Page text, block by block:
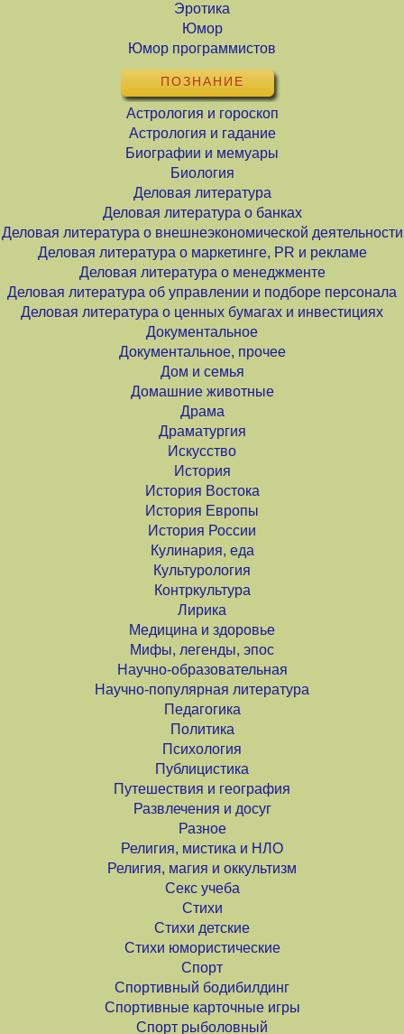
Эротика
Юмор
Юмор программистов
ПОЗНАНИЕ
Астрология и гороскоп
Астрология и гадание
Биографии и мемуары
Биология
Деловая литература
Деловая литература о банках
Деловая литература о внешнеэкономической деятельности
Деловая литература о маркетинге, PR и рекламе
Деловая литература о менеджменте
Деловая литература об управлении и подборе персонала
Деловая литература о ценных бумагах и инвестициях
Документальное
Документальное, прочее
Дом и семья
Домашние животные
Драма
Драматургия
Искусство
История
История Востока
История Европы
История России
Кулинария, еда
Культурология
Контркультура
Лирика
Медицина и здоровье
Мифы, легенды, эпос
Научно-образовательная
Научно-популярная литература
Педагогика
Политика
Психология
Публицистика
Путешествия и география
Развлечения и досуг
Разное
Религия, мистика и НЛО
Религия, магия и оккультизм
Секс учеба
Стихи
Стихи детские
Стихи юмористические
Спорт
Спортивный бодибилдинг
Спортивные карточные игры
Спорт рыболовный